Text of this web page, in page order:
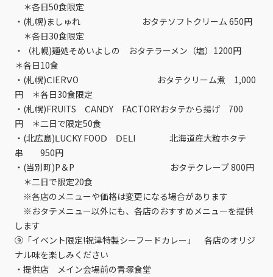
＊各日50食限定
・(札幌)ましゅれ おタテソフトクリーム 650円
＊各日30食限定
・（札幌)麺処そめいよしの おタテラーメン（塩）1200円
＊各日10食
・(札幌)ⅭIERⅤO おタテクリーム煮 1,000
円 ＊各日30食限定
・(札幌)FRUITS ⅭANⅮY FAⅭTORYおタテから揚げ 700
円 ＊二日で限定50食
・(北広島)ⅬUⅭKY FOOⅮ ⅮEⅬI 北海道産大粒ホタテ
串 950円
・(当別町)P＆P おタテクレープ 800円
＊二日で限定20食
※各店のメニューや価格は変更になる場合があります
※おタテメニュー以外にも、各店のおすすめメニューを提供
します
⑨「イベント限定!祝津特製シーフードカレー」 各店のオリジ
ナル味を楽しみください
・提供店 メイン会場前の青塚食堂